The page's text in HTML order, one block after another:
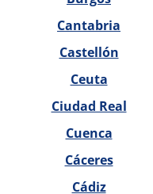
Cantabria
Castellón
Ceuta
Ciudad Real
Cuenca
Cáceres
Cádiz